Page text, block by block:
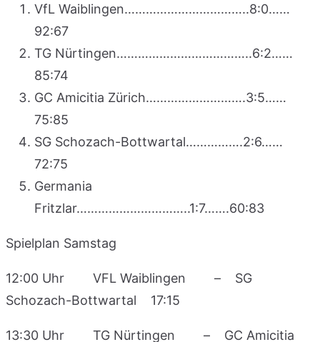
VfL Waiblingen……………………………..8:0……
92:67
TG Nürtingen………………………………..6:2……
85:74
GC Amicitia Zürich……………………….3:5……
75:85
SG Schozach-Bottwartal…………….2:6……
72:75
Germania
Fritzlar…………………………..1:7…….60:83
Spielplan Samstag
12:00 Uhr VFL Waiblingen – SG
Schozach-Bottwartal 17:15
13:30 Uhr TG Nürtingen – GC Amicitia